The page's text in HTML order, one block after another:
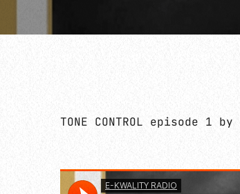
TONE CONTROL episode 1